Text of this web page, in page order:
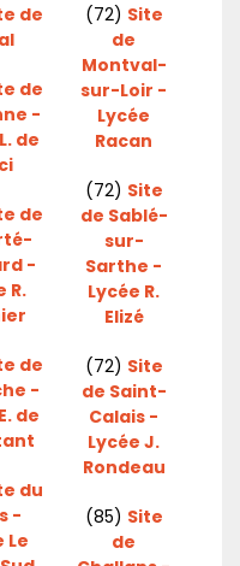
de
de
-
de
de
-
R.
de
-
de
du
-
Le
(72) Site
de
Montval-
sur-Loir -
Lycée
Racan
(72) Site
de Sablé-
sur-
Sarthe -
Lycée R.
Elizé
(72) Site
de Saint-
Calais -
Lycée J.
Rondeau
(85) Site
de